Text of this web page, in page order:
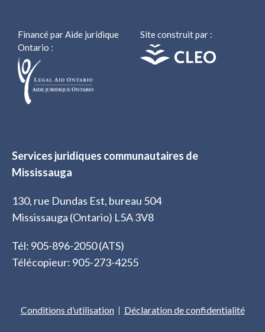
Financé par Aide juridique
Ontario :
Site construit par :
Services juridiques communautaires de
Mississauga
130, rue Dundas Est, bureau 504
Mississauga (Ontario) L5A 3V8
Tél: 905-896-2050 (ATS)
Télécopieur: 905-273-4255
Conditions d’utilisation Déclaration de confidentialité